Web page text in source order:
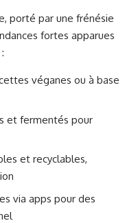
porté par une frénésie
fortes apparues
véganes ou à base
et fermentés pour
et recyclables,
via apps pour des